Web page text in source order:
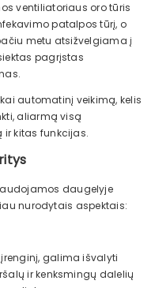
ventiliatoriaus oro tūris
patalpos tūrį, o
metu atsižvelgiama į
pagrįstas
automatinį veikimą, kelis
aliarmą visą
kitas funkcijas.
daugelyje
nurodytais aspektais:
galima išvalyti
ir kenksmingų dalelių